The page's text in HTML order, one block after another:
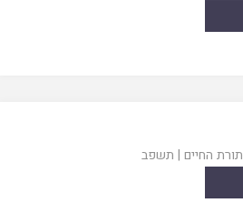
תורת החיים | תשפב